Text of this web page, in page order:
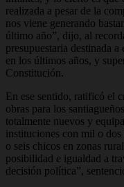
realizada a pesar de la
nos viene generando
último año”, dijo, al
presupuestaria destinada
en los últimos años, y
Constitución.
En ese sentido, ratificó el
obras para los
totalmente nuevos y
instituciones con mil o
o seis chicos en zonas
posibilidad e igualdad a
decisión política”,